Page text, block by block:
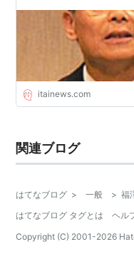
いニュース(ﾉ∀`)
itainews.com
関連ブログ
はてなブログ > 一般 > 福
はてなブログ タグとは
ヘル
Copyright (C) 2001-2026